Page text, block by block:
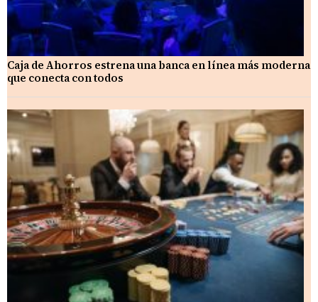
Caja de Ahorros estrena una banca en línea más moderna
que conecta con todos